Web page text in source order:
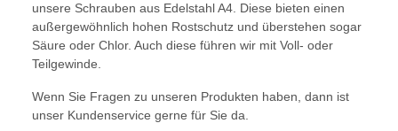
unsere Schrauben aus Edelstahl A4. Diese bieten einen
außergewöhnlich hohen Rostschutz und überstehen sogar
Säure oder Chlor. Auch diese führen wir mit Voll- oder
Teilgewinde.
Wenn Sie Fragen zu unseren Produkten haben, dann ist
unser Kundenservice gerne für Sie da.